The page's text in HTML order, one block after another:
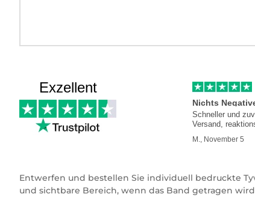
Exzellent
Nichts
Schneller und
Versand,
M., November 5
Entwerfen und bestellen Sie individuell bedruckte
und sichtbare Bereich, wenn das Band getragen